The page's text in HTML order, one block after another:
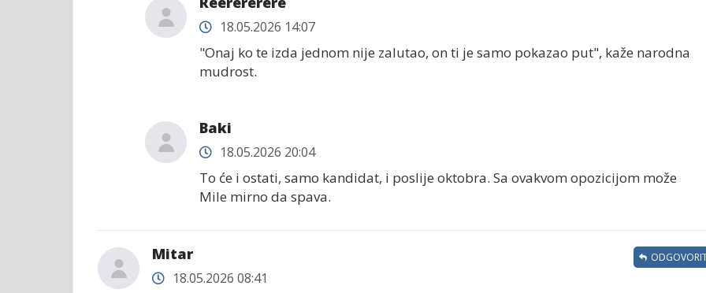
18.05.2026 14:07
"Onaj ko te izda jednom nije zalutao, on ti je samo pokazao put", kaže narodna
mudrost.
Baki
18.05.2026 20:04
To će i ostati, samo kandidat, i poslije oktobra. Sa ovakvom opozicijom može
Mile mirno da spava.
Mitar
18.05.2026 08:41